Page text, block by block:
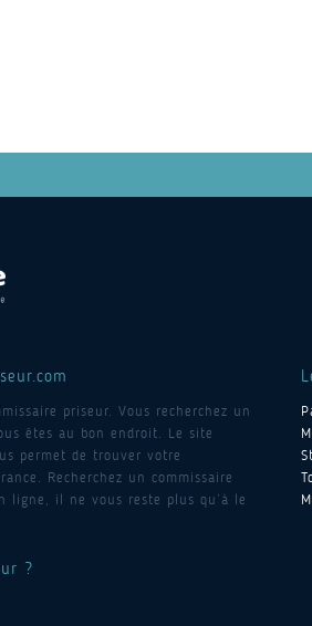
priseur. Vous recherchez un
êtes au bon endroit. Le site
permet de trouver votre
Recherchez un commissaire
ligne, il ne vous reste plus qu’à le
?